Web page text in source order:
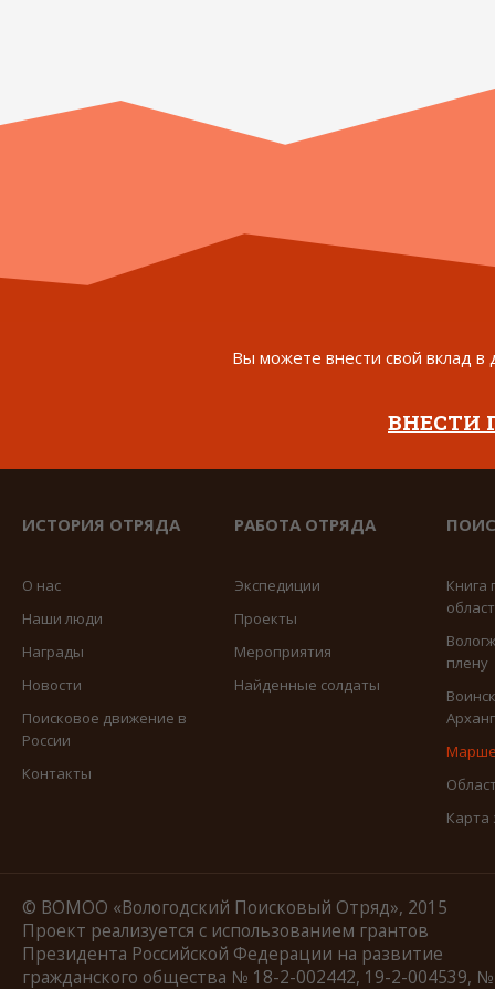
Вы можете внести свой вклад в
ВНЕСТИ
ИСТОРИЯ ОТРЯДА
О нас
Наши люди
Награды
Новости
Поисковое движение в
России
Контакты
РАБОТА ОТРЯДА
Экспедиции
Проекты
Мероприятия
Найденные солдаты
Книга
плену
Карта
© ВОМОО «Вологодский Поисковый Отряд», 2015
Проект реализуется с использованием грантов
Президента Российской Федерации на развитие
гражданского общества № 18-2-002442, 19-2-004539,